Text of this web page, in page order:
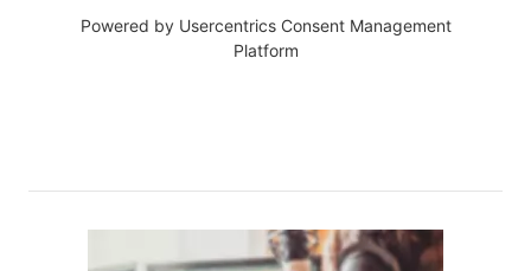
Powered by Usercentrics Consent Management
Platform